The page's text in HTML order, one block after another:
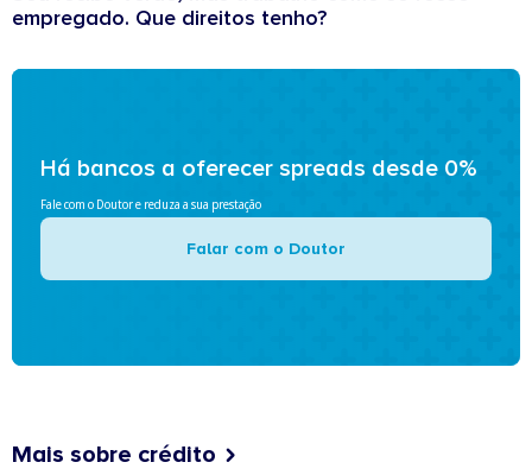
empregado. Que direitos tenho?
Há bancos a oferecer spreads desde 0%
Fale com o Doutor e reduza a sua prestação
Falar com o Doutor
Mais sobre crédito